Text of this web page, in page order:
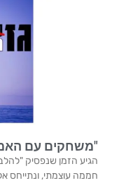
"משחקים עם
הגיע הזמן שנפסיק
חממה עוצמתי, ונתייחס